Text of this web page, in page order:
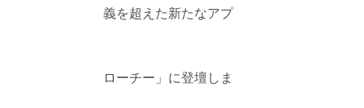
義を超えた新たなアプ
ローチー」に登壇しま